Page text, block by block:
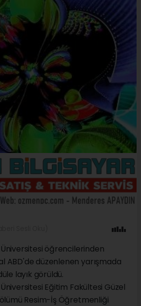
öğrencilerinden
ABD'de düzenlenen yarışmada
layık görüldü.
Eğitim Fakültesi Güzel
Resim-İş Öğretmenliği